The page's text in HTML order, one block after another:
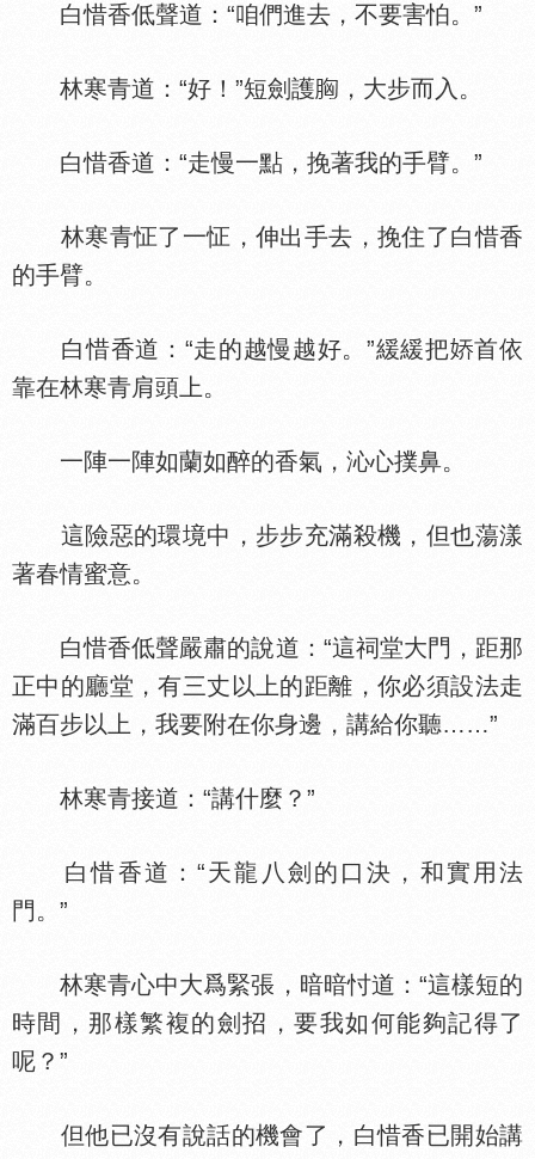
白惜香低聲道：“咱們進去，不要害怕。”
林寒青道：“好！”短劍護 ，大步而入。
白惜香道：“走慢一點，挽著我的手臂。”
林寒青怔了一怔，伸出手去，挽住了白惜香
的手臂。
白惜香道：“走的越慢越好。”緩緩把
首依
靠在林寒青肩頭上。
一陣一陣如蘭如醉的香氣，沁心撲鼻。
這險惡的環境中，步步充滿殺機，但也蕩漾
著春情蜜意。
白惜香低聲嚴肅的說道：“這祠堂大門，距那
正中的廳堂，有三丈以上的距離，你必須設法走
滿百步以上，我要附在你身邊，講給你聽……”
林寒青接道：“講什麼？”
白惜香道：“天龍八劍的口決，和實用法
門。”
林寒青心中大爲緊張，暗暗忖道：“這樣短的
時間，那樣繁複的劍招，要我如何能夠記得了
呢？”
但他已沒有說話的機會了，白惜香已開始講